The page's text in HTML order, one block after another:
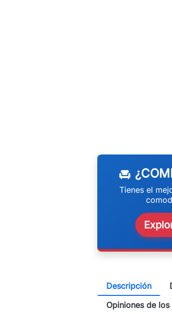
chair
Tienes el
Descripción
Opiniones de